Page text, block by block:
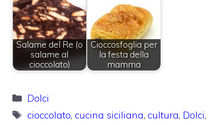
Salame del Re (o
salame al
cioccolato)
Cioccosfoglia per
la festa della
mamma
Categorie
Dolci
Tag
cioccolato,cucina siciliana,cultura, Dolci,